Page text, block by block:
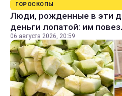
ГОРОСКОПЫ
Люди, рожденные в эти
деньги лопатой: им
06 августа 2026, 20:59